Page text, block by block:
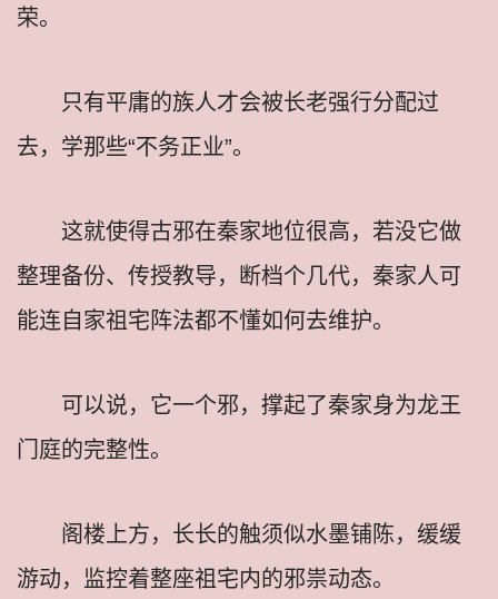
荣。
只有平庸的族人才会被长老强行分配过
去，学那些“不务正业”。
这就使得古邪在秦家地位很高，若没它做
整理备份、传授教导，断档个几代，秦家人可
能连自家祖宅阵法都不懂如何去维护。
可以说，它一个邪，撑起了秦家身为龙王
门庭的完整性。
阁楼上方，长长的触须似水墨铺陈，缓缓
游动，监控着整座祖宅内的邪祟动态。